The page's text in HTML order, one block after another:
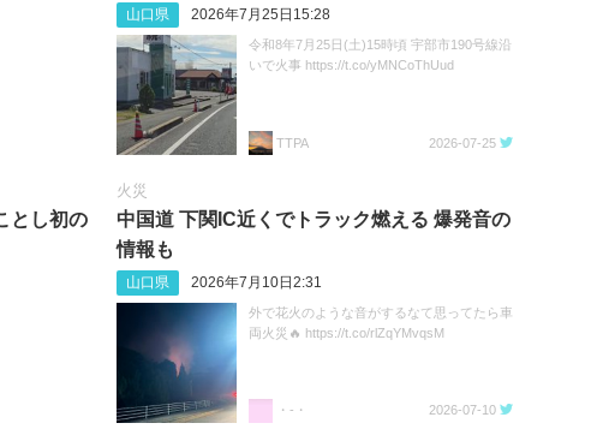
山口県 2026年7月25日15:28
令和8年7月25日(土)15時頃 宇部市190号線沿
いで火事 https://t.co/yMNCoThUud
TTPA 2026-07-25
とし初の
火災
中国道 下関IC近くでトラック燃える 爆発音の
情報も
山口県 2026年7月10日2:31
外で花火のような音がするなて思ってたら車
両火災🔥 https://t.co/rlZqYMvqsM
・-・ 2026-07-10